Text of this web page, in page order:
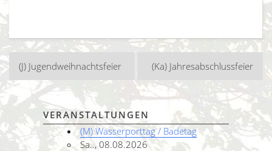
Beitragsnavigation
(J) Jugendweihnachtsfeier (Ka) Jahresabschlussfeier
VERANSTALTUNGEN
(M) Wasserporttag / Badetag
Sa.., 08.08.2026